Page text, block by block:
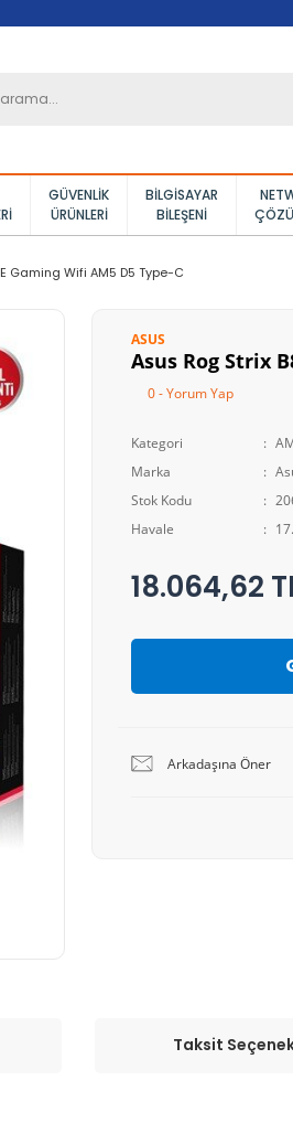
GÜVENLIK
ÜRÜNLERI
BILGISAYAR
BILEŞENI
Gaming Wifi AM5 D5 Type-C
ASUS
Asus Rog Strix
0 - Yorum Yap
Kategori
Marka
Stok Kodu
Havale
18.064,62
Arkadaşına Öner
Taksit